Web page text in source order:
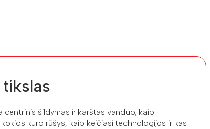
tikslas
centrinis šildymas ir karštas vanduo, kaip
kuro rūšys, kaip keičiasi technologijos ir kas